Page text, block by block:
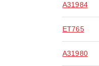
A31984
ET765
A31980